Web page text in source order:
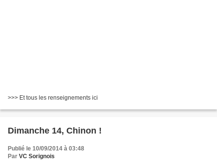
>>> Et tous les renseignements ici
Dimanche 14, Chinon !
Publié le 10/09/2014 à 03:48
Par VC Sorignois